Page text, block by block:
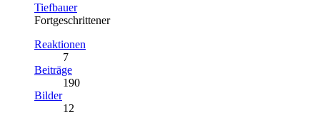
Tiefbauer
Fortgeschrittener
Reaktionen
7
Beiträge
190
Bilder
12